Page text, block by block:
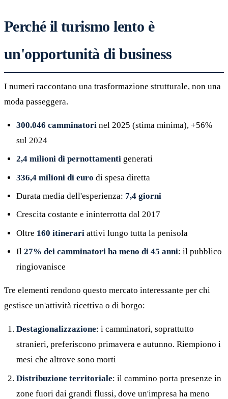
Perché il turismo lento è
un'opportunità di business
I numeri raccontano una trasformazione strutturale, non una
moda passeggera.
300.046 camminatori nel 2025 (stima minima), +56%
sul 2024
2,4 milioni di pernottamenti generati
336,4 milioni di euro di spesa diretta
Durata media dell'esperienza: 7,4 giorni
Crescita costante e ininterrotta dal 2017
Oltre 160 itinerari attivi lungo tutta la penisola
Il 27% dei camminatori ha meno di 45 anni: il pubblico
ringiovanisce
Tre elementi rendono questo mercato interessante per chi
gestisce un'attività ricettiva o di borgo:
Destagionalizzazione: i camminatori, soprattutto
stranieri, preferiscono primavera e autunno. Riempiono i
mesi che altrove sono morti
Distribuzione territoriale: il cammino porta presenze in
zone fuori dai grandi flussi, dove un'impresa ha meno